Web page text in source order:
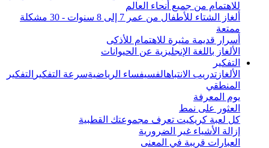
للاهتمام من جميع أنحاء العالم
ألغاز الشتاء للأطفال من عمر 7 إلى 8 سنوات - 30 مشكلة
ممتعة
أسرار قديمة مثيرة للاهتمام للأذكى
الألغاز باللغة الإنجليزية عن الحيوانات
التفكير
الألغاز تدريب الانتباهالفسيفساء الرياضيةسرعة التفكير التفكير
المنطقي
يوم المعرفة
العثور على نمط
كل لعبة كريكيت تعرف مجموعتك القطبية
إزالة الأشياء غير الضرورية
العبارات قريبة في المعنى